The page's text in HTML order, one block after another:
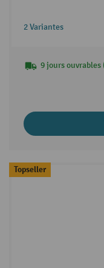
2 Variantes
9 jours
Topseller